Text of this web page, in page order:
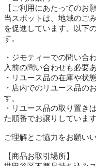
【ご利用にあたってのお願
当スポットは、地域のご
を促進しています。以下
す。
・ジモティーでの問い合
入前の問い合わせも必要
・リユース品の在庫や状
・店内でのリユース品の
す。
・リユース品の取り置き
た順番でお譲りしています
ご理解とご協力をお願い
【商品お取引場所】